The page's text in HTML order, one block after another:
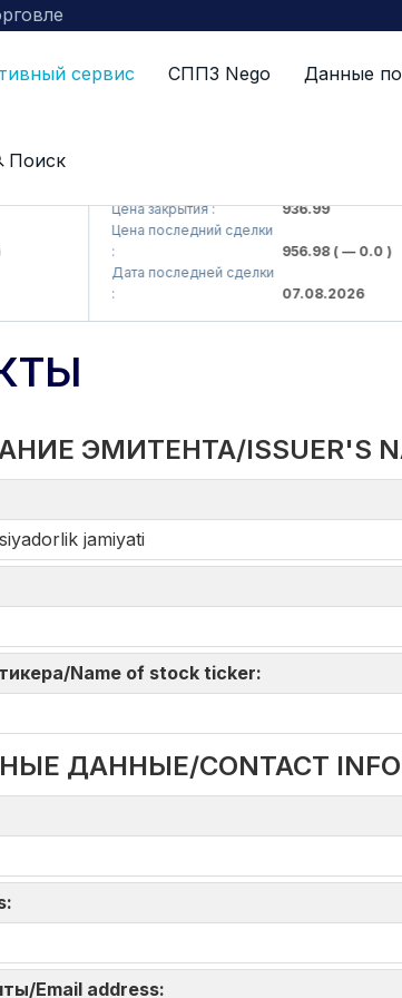
сервис СППЗ Nego Данные
Поиск
Цена закрытия :
936.99
Цена последний сделки
956.98( — 0.0 )
Дата последней сделки
07.08.2026
ЭМИТЕНТА/ISSUER'S
jamiyati
Name of stock ticker:
ДАННЫЕ/CONTACT
Email address: